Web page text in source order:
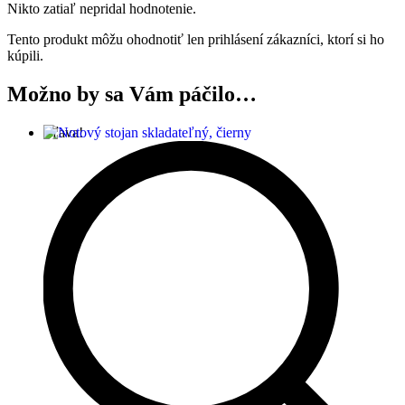
Nikto zatiaľ nepridal hodnotenie.
Tento produkt môžu ohodnotiť len prihlásení zákazníci, ktorí si ho
kúpili.
Možno by sa Vám páčilo…
Zľava!